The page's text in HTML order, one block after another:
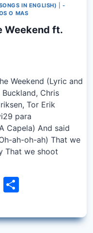
IN ENGLISH) |-
O MAS
Weekend ft.
Weekend (Lyric and
Chris
Tor Erik
para
Capela) And said
ah-oh-ah) That we
That we shoot
Email